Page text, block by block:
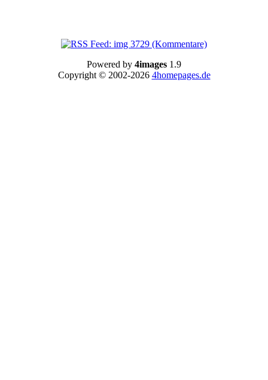
Powered by 4images 1.9
Copyright © 2002-2026 4homepages.de